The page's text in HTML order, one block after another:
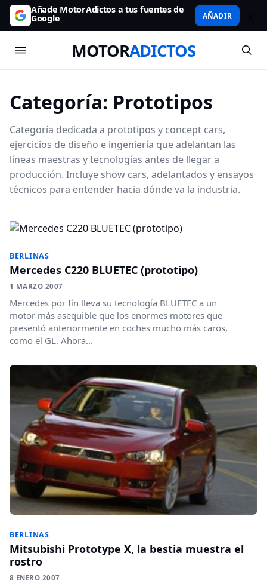
Añade MotorAdictos a tus fuentes de
Google AÑADIR
MOTORADICTOS
Categoría: Prototipos
Categoría dedicada a prototipos y concept cars,
ejercicios de diseño e ingeniería que adelantan las
líneas maestras y tecnologías antes de llegar a
producción. Incluye show cars, adelantados y ensayos
técnicos para entender hacia dónde va la industria.
BERLINAS
Mercedes C220 BLUETEC (prototipo)
1 MARZO 2007
Mercedes por fín lleva su tecnología BLUETEC a un
motor más asequible que los enormes motores que
presentó anteriormente en coches mucho más caros,
como el GL. Ahora...
BERLINAS
Mitsubishi Prototype X, la bestia muestra el
rostro
8 ENERO 2007